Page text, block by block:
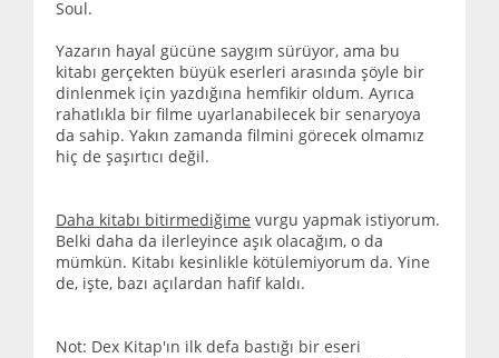
Soul.
Yazarın hayal gücüne saygım sürüyor, ama bu
kitabı gerçekten büyük eserleri arasında şöyle bir
dinlenmek için yazdığına hemfikir oldum. Ayrıca
rahatlıkla bir filme uyarlanabilecek bir senaryoya
da sahip. Yakın zamanda filmini görecek olmamız
hiç de şaşırtıcı değil.
Daha kitabı bitirmediğime vurgu yapmak istiyorum.
Belki daha da ilerleyince aşık olacağım, o da
mümkün. Kitabı kesinlikle kötülemiyorum da. Yine
de, işte, bazı açılardan hafif kaldı.
Not: Dex Kitap'ın ilk defa bastığı bir eseri